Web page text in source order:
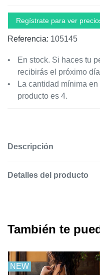
Regístrate para ver
Referencia: 105145
En stock. Si haces tu
recibirás el próximo
La cantidad mínima
producto es 4.
Descripción
Detalles del producto
También te
NEW